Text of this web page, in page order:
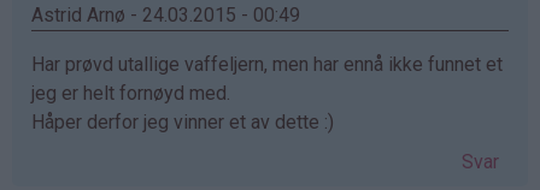
Astrid Arnø - 24.03.2015 - 00:49
Har prøvd utallige vaffeljern, men har ennå ikke funnet et
jeg er helt fornøyd med.
Håper derfor jeg vinner et av dette :)
Svar